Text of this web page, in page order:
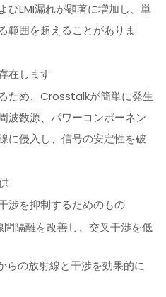
びEMI漏れが顕著に増加し、単
範囲を超えることがありま
在します
ため、Crosstalkが簡単に発生
波数源、パワーコンポーネン
に侵入し、信号の安定性を破
渉を抑制するためのもの
隔離を改善し、交叉干渉を低
らの放射線と干渉を効果的に